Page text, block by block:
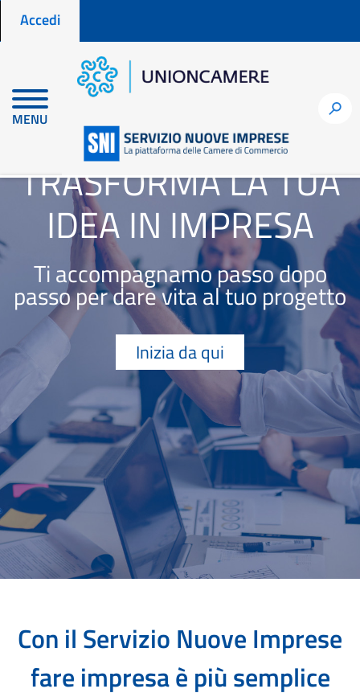
principale
Menu profilo utente
Accedi
MENU
h
TRASFORMA LA TUA
IDEA IN IMPRESA
Ti accompagnamo passo dopo
passo per dare vita al tuo progetto
Inizia da qui
Con il Servizio Nuove Imprese
fare impresa è più semplice